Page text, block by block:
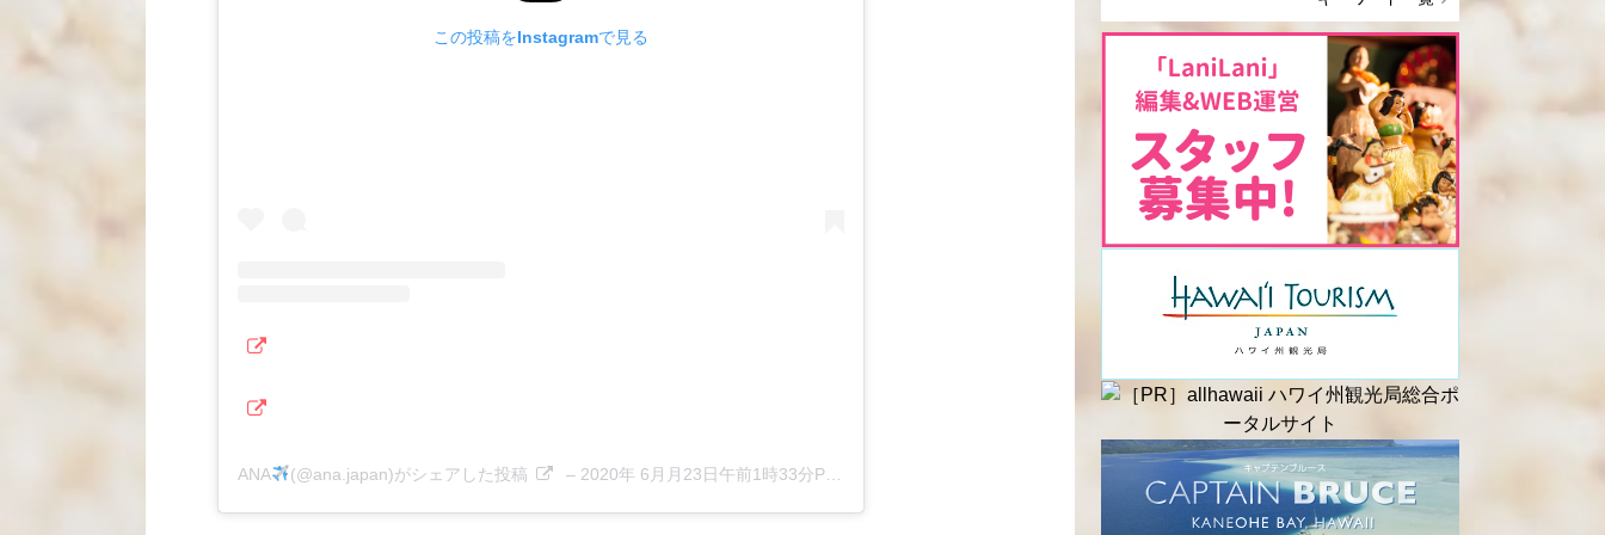
この投稿をInstagramで見る
ANA (@ana.japan)がシェアした投稿 – 2020年 6月月23日午前1時33分PDT